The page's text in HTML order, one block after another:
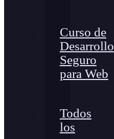
Curso de
Desarrollo
Seguro
para Web
Todos
los